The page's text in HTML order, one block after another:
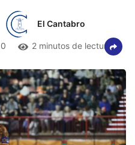
El Cantabro
0 2 minutos de lectura